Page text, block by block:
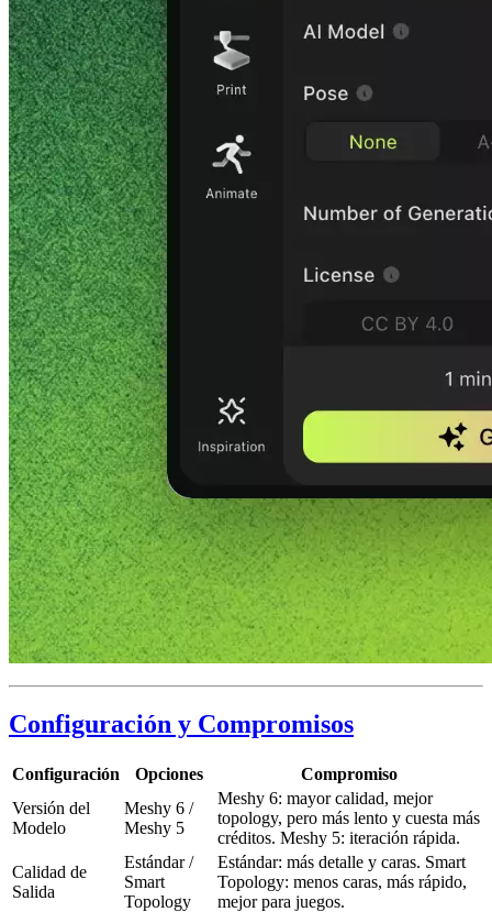
Configuración y Compromisos
Configuración Opciones
Compromiso
Versión del
Modelo
Meshy 6 /
Meshy 5
Meshy 6: mayor calidad, mejor
topology, pero más lento y cuesta más
créditos. Meshy 5: iteración rápida.
Calidad de
Salida
Estándar /
Smart
Topology
Estándar: más detalle y caras. Smart
Topology: menos caras, más rápido,
mejor para juegos.